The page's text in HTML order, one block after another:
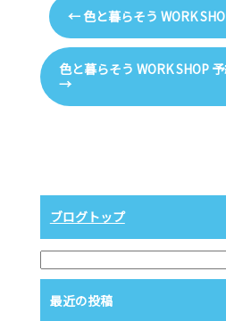
←色と暮らそう WORK
色と暮らそう WORK SHOP
→
ブログトップ
最近の投稿